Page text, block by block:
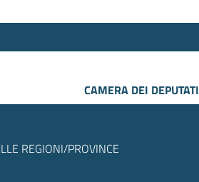
CAMERA DEI DEPUTATI
REGIONI/PROVINCE